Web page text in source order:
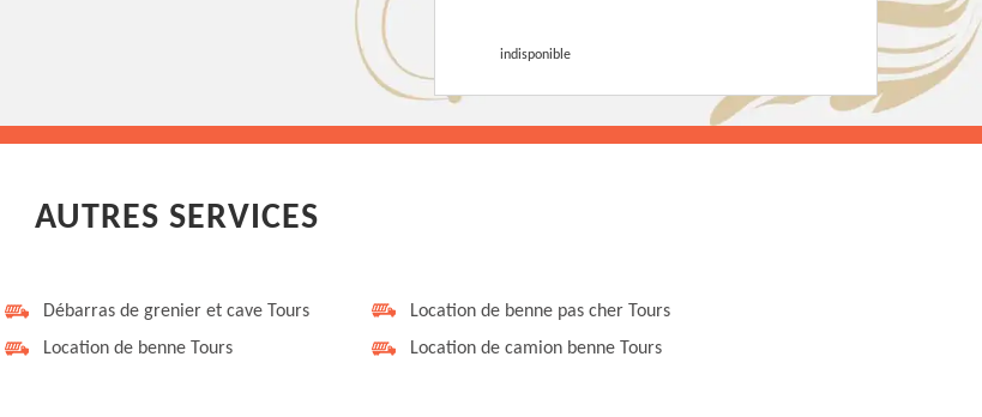
indisponible
AUTRES SERVICES
Débarras de grenier et cave Tours
Location de benne Tours
Location de benne pas cher Tours
Location de camion benne Tours